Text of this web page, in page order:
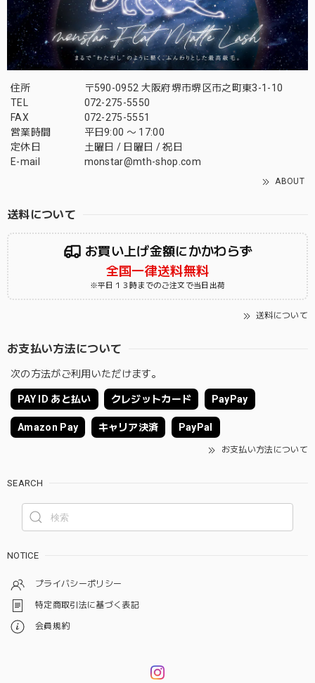
住所
〒590-0952 大阪府堺市堺区市之町東3-1-10
TEL
072-275-5550
FAX
072-275-5551
営業時間
平日9:00 〜 17:00
定休日
土曜日 / 日曜日 / 祝日
E-mail
monstar@mth-shop.com
ABOUT
送料について
お買い上げ金額にかかわらず
全国一律送料無料
※平日１３時までのご注文で当日出荷
送料について
お支払い方法について
次の方法がご利用いただけます。
PAY ID あと払い クレジットカード PayPay
Amazon Pay キャリア決済 PayPal
お支払い方法について
SEARCH
NOTICE
プライバシーポリシー
特定商取引法に基づく表記
会員規約